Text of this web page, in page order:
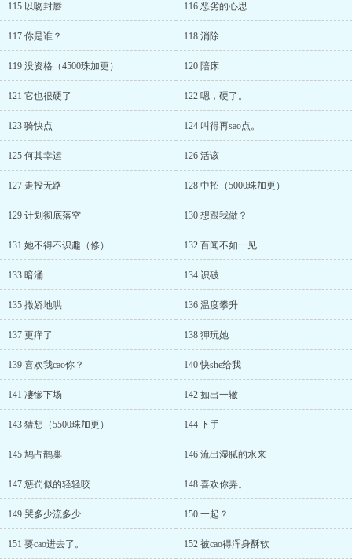
115 以吻封唇 116 恶劣的心思
117 你是谁？ 118 消除
119 没资格（4500珠加更） 120 陪床
121 它也很硬了 122 嗯，硬了。
123 骑快点 124 叫得再sao点。
125 何其幸运 126 活该
127 走投无路 128 中招（5000珠加更）
129 计划彻底落空 130 想跟我做？
131 她不得不识趣（修） 132 百闻不如一见
133 暗涌 134 识破
135 撒娇地哄 136 温度攀升
137 更痒了 138 狎玩她
139 喜欢我cao你？ 140 快she给我
141 凄惨下场 142 如出一辙
143 猜想（5500珠加更） 144 下手
145 鸠占鹊巢 146 流出湿腻的水来
147 惩罚似的轻轻咬 148 喜欢你弄。
149 哭多少流多少 150 一起？
151 要cao进去了。 152 被cao得浑身酥软